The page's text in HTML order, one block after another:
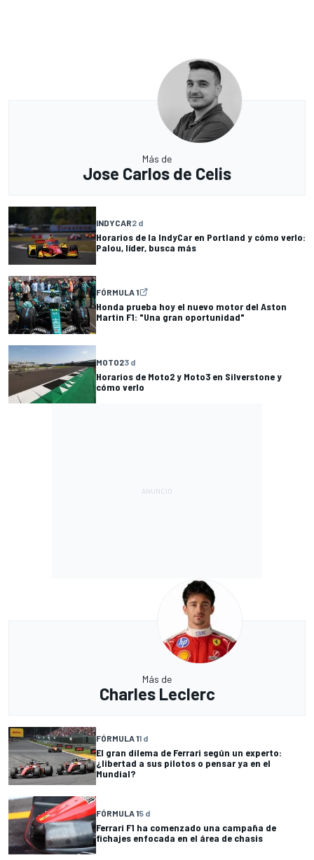
Más de
Jose Carlos de Celis
INDYCAR2 d
Horarios de la IndyCar en Portland y cómo verlo:
Palou, líder, busca más
FÓRMULA 1
Honda prueba hoy el nuevo motor del Aston
Martin F1: "Una gran oportunidad"
MOTO23 d
Horarios de Moto2 y Moto3 en Silverstone y
cómo verlo
Más de
Charles Leclerc
FÓRMULA 11 d
El gran dilema de Ferrari según un experto:
¿libertad a sus pilotos o pensar ya en el
Mundial?
FÓRMULA 15 d
Ferrari F1 ha comenzado una campaña de
fichajes enfocada en el área de chasis